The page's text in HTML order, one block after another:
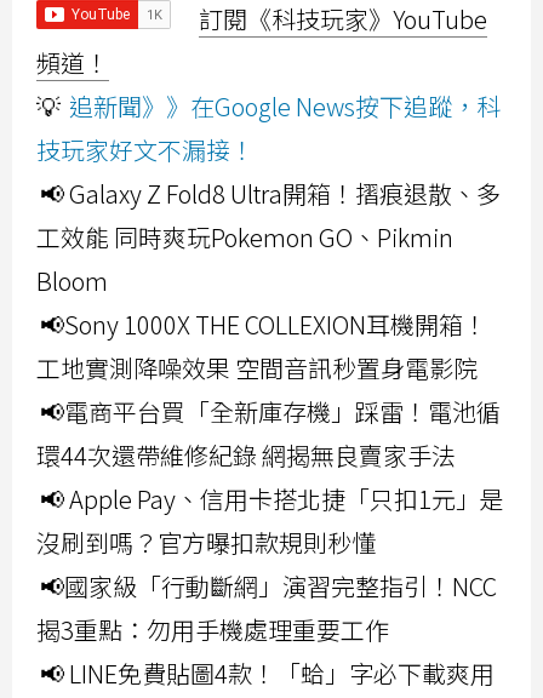
訂閱《科技玩家》YouTube
頻道！
💡 追新聞》》在Google News按下追蹤，科
技玩家好文不漏接！
📢 Galaxy Z Fold8 Ultra開箱！摺痕退散、多
工效能 同時爽玩Pokemon GO、Pikmin
Bloom
📢Sony 1000X THE COLLEXION耳機開箱！
工地實測降噪效果 空間音訊秒置身電影院
📢電商平台買「全新庫存機」踩雷！電池循
環44次還帶維修紀錄 網揭無良賣家手法
📢 Apple Pay、信用卡搭北捷「只扣1元」是
沒刷到嗎？官方曝扣款規則秒懂
📢國家級「行動斷網」演習完整指引！NCC
揭3重點：勿用手機處理重要工作
📢 LINE免費貼圖4款！「蛤」字必下載爽用